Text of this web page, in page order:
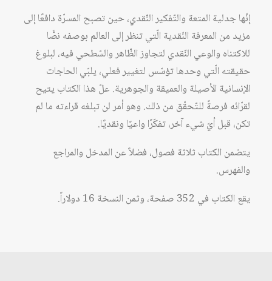
إنّها جدلية المتعة والتّفكير النّقدي، حين تصبح المسرّة دافعًا إلى
مزيد من المعرفة النّقدية الّتي تنظر إلى العالم بوصفه نصًّا
للاكتناه والوعي النّقدي لتجاوز الظّاهر والسّطحي فيه، لبلوغ
حقيقته الّتي وحدها تؤسّس لتغيير فعلي، يلبّي الحاجات
الإنسانية الأصيلة والعميقة والجوهرية. علّ هذا الكتاب يتيح
لقرّائه فرصةً للتّحقّق من ذلك. وهو أمر لن تبلغه قراءته ما لم
تكن، قبل أيّ شيء آخر، تفكّرًا واعيًا ونقديًا.
يتضمن الكتاب ثلاثة فصول، فضلاً عن المدخل والمراجع
والفهرس.
يقع الكتاب في 352 صفحة، وثمن النسخة 16 دولاراً.